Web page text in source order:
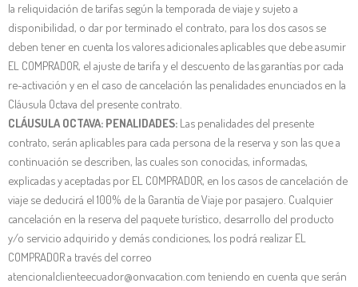
la reliquidación de tarifas según la temporada de viaje y sujeto a
disponibilidad, o dar por terminado el contrato, para los dos casos se
deben tener en cuenta los valores adicionales aplicables que debe asumir
EL COMPRADOR, el ajuste de tarifa y el descuento de las garantías por cada
re-activación y en el caso de cancelación las penalidades enunciados en la
Cláusula Octava del presente contrato.
CLÁUSULA OCTAVA: PENALIDADES: Las penalidades del presente
contrato, serán aplicables para cada persona de la reserva y son las que a
continuación se describen, las cuales son conocidas, informadas,
explicadas y aceptadas por EL COMPRADOR, en los casos de cancelación de
viaje se deducirá el 100% de la Garantía de Viaje por pasajero. Cualquier
cancelación en la reserva del paquete turístico, desarrollo del producto
y/o servicio adquirido y demás condiciones, los podrá realizar EL
COMPRADOR a través del correo
atencionalclienteecuador@onvacation.com teniendo en cuenta que serán